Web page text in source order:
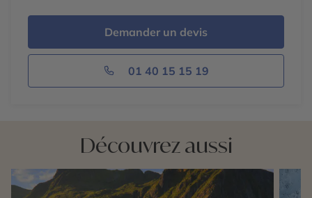
Demander un devis
01 40 15 15 19
Découvrez aussi